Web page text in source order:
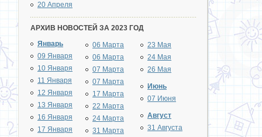
20 Апреля
АРХИВ НОВОСТЕЙ ЗА 2023 ГОД
Январь
09 Января
10 Января
11 Января
12 Января
13 Января
16 Января
17 Января
06 Марта
06 Марта
07 Марта
07 Марта
17 Марта
22 Марта
24 Марта
31 Марта
23 Мая
24 Мая
26 Мая
Июнь
07 Июня
Август
31 Августа